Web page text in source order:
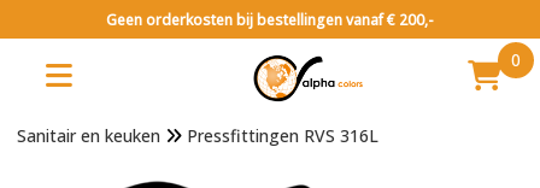
Geen orderkosten bij bestellingen vanaf € 200,-
0
Sanitair en keuken Pressfittingen RVS 316L